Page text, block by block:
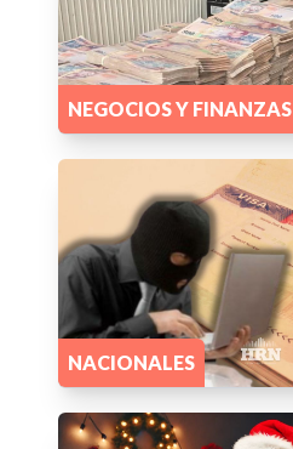
NEGOCIOS Y FINANZAS
NACIONALES